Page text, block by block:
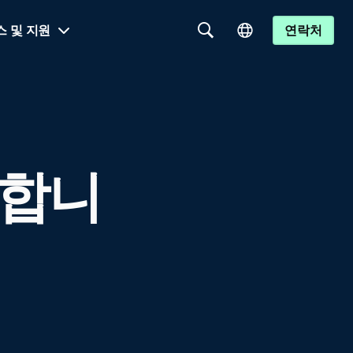
및 지원 연락처
니